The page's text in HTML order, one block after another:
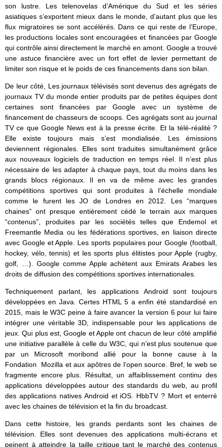
son lustre. Les telenovelas d’Amérique du Sud et les séries
asiatiques s’exportent mieux dans le monde, d’autant plus que les
flux migratoires se sont accélérés. Dans ce qui reste de l’Europe,
les productions locales sont encouragées et financées par Google
qui contrôle ainsi directement le marché en amont. Google a trouvé
une astuce financière avec un fort effet de levier permettant de
limiter son risque et le poids de ces financements dans son bilan.
De leur côté, Les journaux télévisés sont devenus des agrégats de
journaux TV du monde entier produits par de petites équipes dont
certaines sont financées par Google avec un système de
financement de chasseurs de scoops. Ces agrégats sont au journal
TV ce que Google News est à la presse écrite. Et la télé-réalité ?
Elle existe toujours mais s’est mondialisée. Les émissions
deviennent régionales. Elles sont traduites simultanément grâce
aux nouveaux logiciels de traduction en temps réel. Il n’est plus
nécessaire de les adapter à chaque pays, tout du moins dans les
grands blocs régionaux. Il en va de même avec les grandes
compétitions sportives qui sont produites à l’échelle mondiale
comme le furent les JO de Londres en 2012. Les “marques
chaines” ont presque entièrement cédé le terrain aux marques
“contenus”, produites par les sociétés telles que Endemol et
Freemantle Media ou les fédérations sportives, en liaison directe
avec Google et Apple. Les sports populaires pour Google (football,
hockey, vélo, tennis) et les sports plus élitistes pour Apple (rugby,
golf, …). Google comme Apple achètent aux Emirats Arabes les
droits de diffusion des compétitions sportives internationales.
Techniquement parlant, les applications Android sont toujours
développées en Java. Certes HTML 5 a enfin été standardisé en
2015, mais le W3C peine à faire avancer la version 6 pour lui faire
intégrer une véritable 3D, indispensable pour les applications de
jeux. Qui plus est, Google et Apple ont chacun de leur côté amplifié
une initiative parallèle à celle du W3C, qui n’est plus soutenue que
par un Microsoft moribond allié pour la bonne cause à la
Fondation Mozilla et aux apôtres de l’open source. Bref, le web se
fragmente encore plus. Résultat, un affaiblissement continu des
applications développées autour des standards du web, au profil
des applications natives Android et iOS. HbbTV ? Mort et enterré
avec les chaines de télévision et la fin du broadcast.
Dans cette histoire, les grands perdants sont les chaines de
télévision. Elles sont devenues des applications multi-écrans et
peinent à atteindre la taille critique tant le marché des contenus